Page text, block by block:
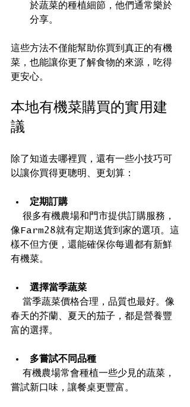
於蔬菜的種植細節，他們通常樂於
分享。
這些方法不僅能幫助你買到真正的有機
菜，也能讓你更了解食物的來源，吃得
更安心。
本地有機菜購買的實用建
議
除了知道去哪裡買，還有一些小技巧可
以讓你買得更聰明、更划算：
定期訂購
像Farm28就有定期送貨到家的選項。這
樣不但方便，還能確保你每週都有新鮮
有機菜。
選擇當季蔬菜
春天的芥蘭、夏天的茄子，都是營養豐
富的選擇。
多嘗試不同品種
嘗試新口味，讓餐桌更豐富。